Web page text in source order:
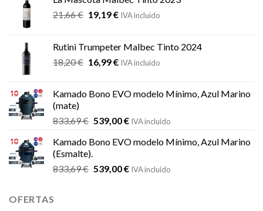
21,66€ El
era:
21,66 €.
19,19€El
es:
19,19 €.
IVA incluido
Rutini Trumpeter Malbec Tinto 2024
18,20€ El
era:
16,99€El
es:
IVA incluido
Kamado Bono EVO modelo Mínimo, Azul Marino
(mate)
833,69€ El
original
era:
833,69 €.
539,00€El
actual
539,00 €.
IVA incluido
Kamado Bono EVO modelo Mínimo, Azul Marino
(Esmalte).
833,69€ El
539,00€ElIVA incluido
OFERTAS